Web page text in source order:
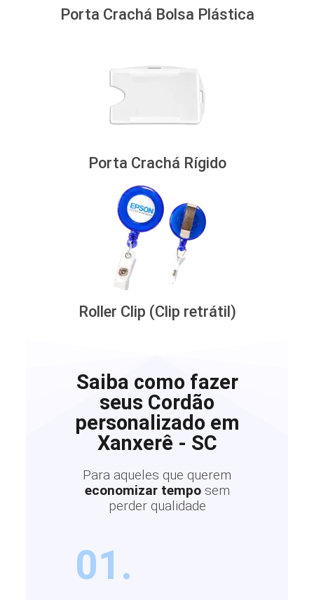
Porta Crachá Bolsa Plástica
Porta Crachá Rígido
Roller Clip (Clip retrátil)
Saiba como fazer
seus Cordão
personalizado em
Xanxerê - SC
Para aqueles que querem
economizar tempo sem
perder qualidade
01.